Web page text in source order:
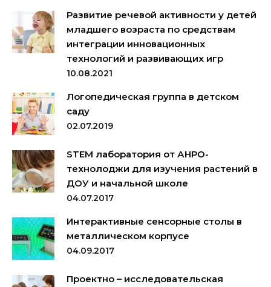
Развитие речевой активности у детей
младшего возраста по средствам
интеграции инновационных
технологий и развивающих игр
10.08.2021
Логопедическая группа в детском
саду
02.07.2019
STEM лаборатория от АНРО-
технолоджи для изучения растений в
ДОУ и начальной школе
04.07.2017
Интерактивные сенсорные столы в
металлическом корпусе
04.09.2017
Проектно – исследовательская